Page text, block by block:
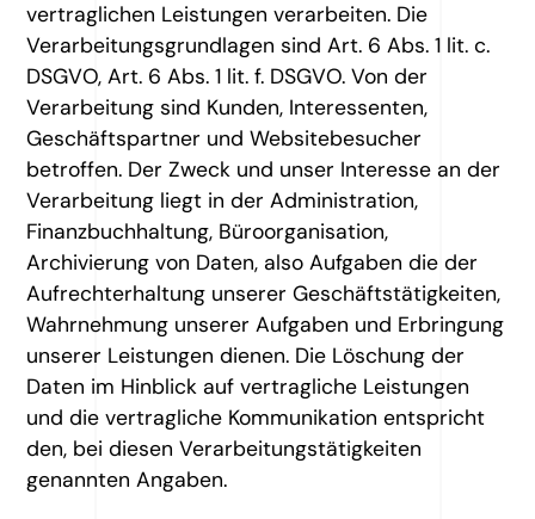
vertraglichen Leistungen verarbeiten. Die
Verarbeitungsgrundlagen sind Art. 6 Abs. 1 lit. c.
DSGVO, Art. 6 Abs. 1 lit. f. DSGVO. Von der
Verarbeitung sind Kunden, Interessenten,
Geschäftspartner und Websitebesucher
betroffen. Der Zweck und unser Interesse an der
Verarbeitung liegt in der Administration,
Finanzbuchhaltung, Büroorganisation,
Archivierung von Daten, also Aufgaben die der
Aufrechterhaltung unserer Geschäftstätigkeiten,
Wahrnehmung unserer Aufgaben und Erbringung
unserer Leistungen dienen. Die Löschung der
Daten im Hinblick auf vertragliche Leistungen
und die vertragliche Kommunikation entspricht
den, bei diesen Verarbeitungstätigkeiten
genannten Angaben.